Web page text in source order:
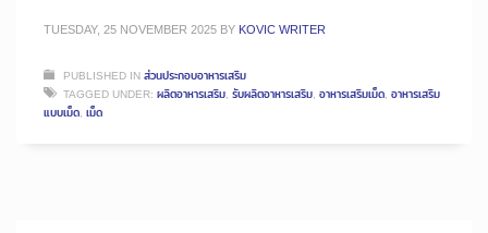
TUESDAY, 25 NOVEMBER 2025 BY KOVIC WRITER
PUBLISHED INส่วนประกอบอาหารเสริม
TAGGED UNDER: ผลิตอาหารเสริม, รับผลิตอาหารเสริม, อาหารเสริมเม็ด, อาหารเสริม
แบบเม็ด, เม็ด